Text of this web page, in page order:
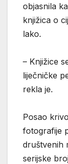
objasnila
knjižica o
lako.
– Knjižice
liječničke
rekla je.
Posao
fotografije
društvenih
serijske